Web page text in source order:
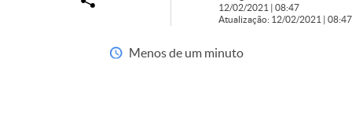
12/02/2021 | 08:47
Atualização: 12/02/2021 | 08:47
Menos de um minuto